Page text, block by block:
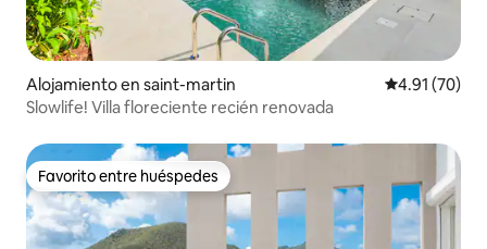
Alojamiento en saint-martin Calificación
4.91 (70)
Slowlife! Villa floreciente recién renovada
Favorito entre huéspedes
Favorito entre huéspedes